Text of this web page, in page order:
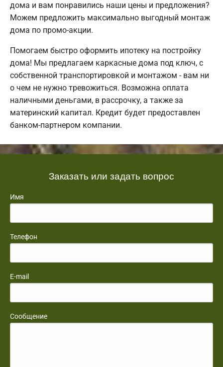
дома и вам понравились наши цены и предложения?
Можем предложить максимально выгодный монтаж
дома по промо-акции.
Помогаем быстро оформить ипотеку на постройку
дома! Мы предлагаем каркасные дома под ключ, с
собственной транспортировкой и монтажом - вам ни
о чем не нужно тревожиться. Возможна оплата
наличными деньгами, в рассрочку, а также за
материнский капитал. Кредит будет предоставлен
банком-партнером компании.
Заказать или задать вопрос
Имя
Телефон
E-mail
Сообщение